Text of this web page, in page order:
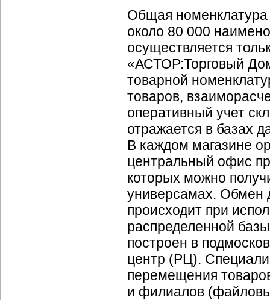
Общая номенклатура
около 80 000
осуществляется
«АСТОР:Торговый
товарной
товаров,
оперативный учет
отражается в базах
В каждом магазине
центральный офис
которых можно
универсамах. Обмен
происходит при
распределенной
построен в
центр (РЦ).
перемещения
и филиалов